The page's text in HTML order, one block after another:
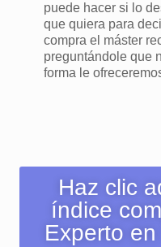
puede hacer si lo
que quiera para
compra el máster
preguntándole que
forma le
Haz clic
índice
Experto